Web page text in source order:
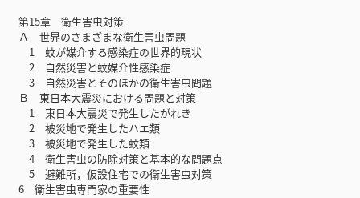
第15章 衛生害虫対策
Ａ 世界のさまざまな衛生害虫問題
1 蚊が媒介する感染症の世界的現状
2 自然災害と蚊媒介性感染症
3 自然災害とそのほかの衛生害虫問題
Ｂ 東日本大震災における問題と対策
1 東日本大震災で発生したがれき
2 被災地で発生したハエ類
3 被災地で発生した蚊類
4 衛生害虫の防除対策と基本的な問題点
5 避難所，仮設住宅での衛生害虫対策
6 衛生害虫専門家の重要性